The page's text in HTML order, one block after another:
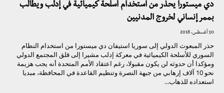
دي ميستورا يحذر من استخدام أسلحة كيميائية في إدلب ويطالب
بممر إنساني لخروج المدنيين
30 أغسطس، 2018
حذر المبعوث الدولي إلى سوريا استيفان دي ميستورا من استخدام النظام
السوري للأسلحة الكيميائية في معركة إدلب مشيرا إلى قلق المجتمع الدولي
ومؤكدا أن حدوثه لن يكون مقبولا، رغم اعتقاد الأمم المتحدة أنه يجب هزيمة
نحو 10 آلاف إرهابي من جبهة النصرة وتنظيم القاعدة في المحافظة، مبديا
استعداده للذهاب...